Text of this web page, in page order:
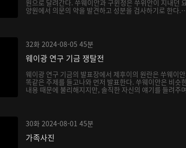
원으로 달려간다. 쑤웨이안과 구윈정은 쑤위안이 지내던
양원에서 의문의 약을 발견하고 성분을 검사하기로 한다.
32화 2024-08-05 45분
웨이광 연구 기금 쟁탈전
웨이광 연구 기금의 발표장에서 제후이의 원란은 쑤웨이
똑같은 주제를 들고나와 먼저 발표한다. 쑤웨이안은 비슷
내용 때문에 불리해지지만, 솔직한 자신의 얘기를 들려주
30화 2024-08-01 45분
가족사진